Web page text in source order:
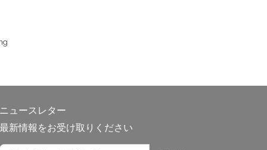
ニュースレター
最新情報をお受け取りください